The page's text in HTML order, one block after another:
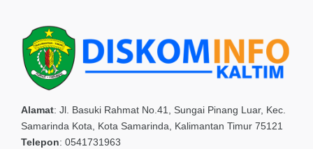
Alamat: Jl. Basuki Rahmat No.41, Sungai Pinang Luar, Kec.
Samarinda Kota, Kota Samarinda, Kalimantan Timur 75121
Telepon: 0541731963